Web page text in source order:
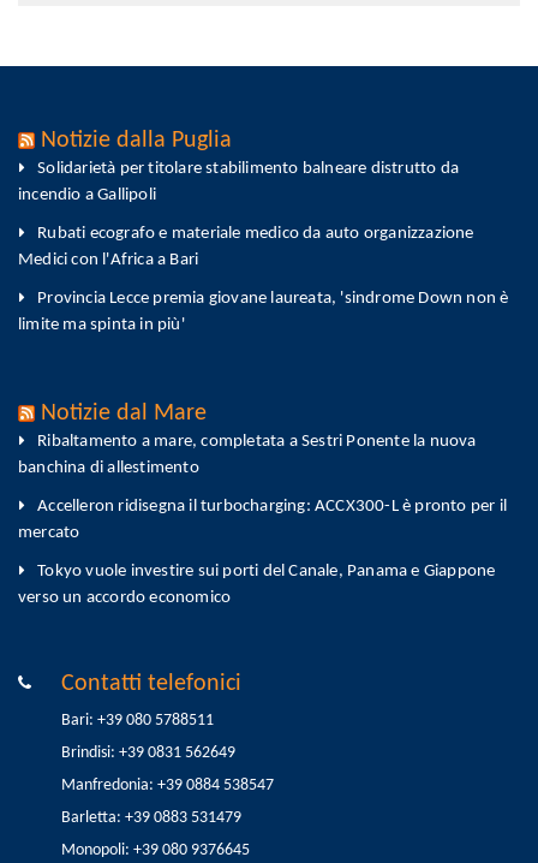
Notizie dalla Puglia
Solidarietà per titolare stabilimento balneare distrutto da
incendio a Gallipoli
Rubati ecografo e materiale medico da auto organizzazione
Medici con l'Africa a Bari
Provincia Lecce premia giovane laureata, 'sindrome Down non è
limite ma spinta in più'
Notizie dal Mare
Ribaltamento a mare, completata a Sestri Ponente la nuova
banchina di allestimento
Accelleron ridisegna il turbocharging: ACCX300-L è pronto per il
mercato
Tokyo vuole investire sui porti del Canale, Panama e Giappone
verso un accordo economico
Contatti telefonici
Bari: +39 080 5788511
Brindisi: +39 0831 562649
Manfredonia: +39 0884 538547
Barletta: +39 0883 531479
Monopoli: +39 080 9376645